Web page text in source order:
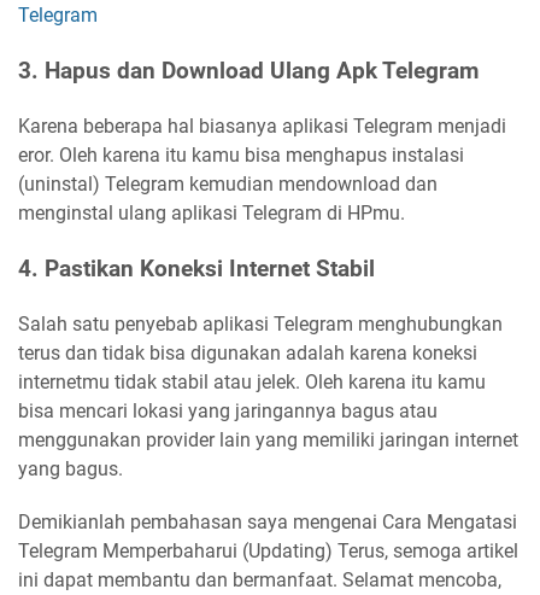
Telegram
3. Hapus dan Download Ulang Apk Telegram
Karena beberapa hal biasanya aplikasi Telegram menjadi
eror. Oleh karena itu kamu bisa menghapus instalasi
(uninstal) Telegram kemudian mendownload dan
menginstal ulang aplikasi Telegram di HPmu.
4. Pastikan Koneksi Internet Stabil
Salah satu penyebab aplikasi Telegram menghubungkan
terus dan tidak bisa digunakan adalah karena koneksi
internetmu tidak stabil atau jelek. Oleh karena itu kamu
bisa mencari lokasi yang jaringannya bagus atau
menggunakan provider lain yang memiliki jaringan internet
yang bagus.
Demikianlah pembahasan saya mengenai Cara Mengatasi
Telegram Memperbaharui (Updating) Terus, semoga artikel
ini dapat membantu dan bermanfaat. Selamat mencoba,